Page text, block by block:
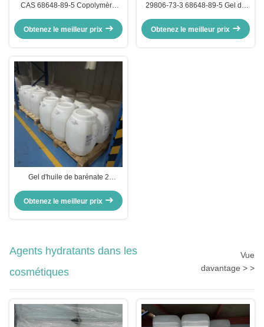
CAS 68648-89-5 Copolymère
hydrogéné dans les cosmétiques
Obtenez le meilleur prix
29806-73-3 68648-89-5 Gel de
de versagel de laque à lèvres
Obtenez le meilleur prix
Gel d'huile de barénate 2
hydrogéné de styrène isoprène
Obtenez le meilleur prix
Agents hydratants dans les
cosmétiques
Vue
davantage > >